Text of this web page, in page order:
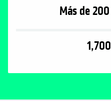
Más de 200
1,700